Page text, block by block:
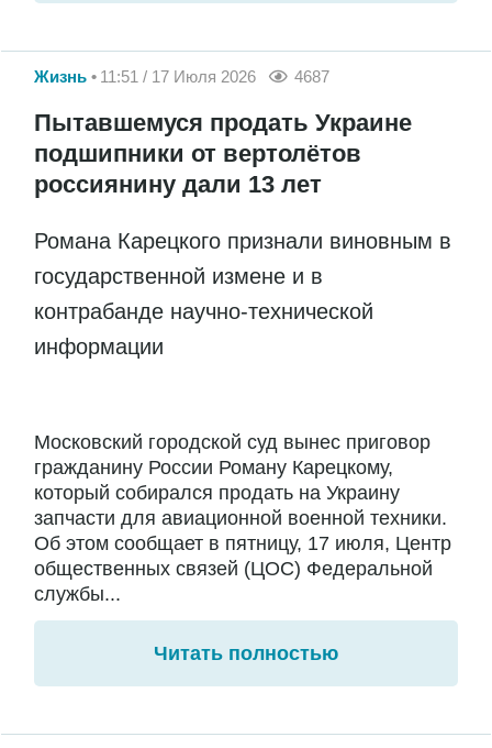
Жизнь 11:51 / 17 Июля 2026 4687
Пытавшемуся продать Украине
подшипники от вертолётов
россиянину дали 13 лет
Романа Карецкого признали виновным в
государственной измене и в
контрабанде научно-технической
информации
Московский городской суд вынес приговор
гражданину России Роману Карецкому,
который собирался продать на Украину
запчасти для авиационной военной техники.
Об этом сообщает в пятницу, 17 июля, Центр
общественных связей (ЦОС) Федеральной
службы...
Читать полностью